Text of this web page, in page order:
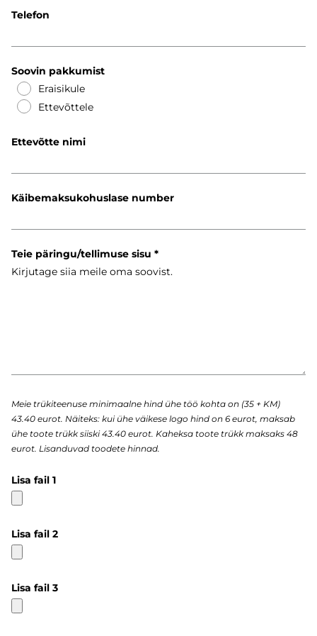
Telefon
Soovin pakkumist
Eraisikule
Ettevõttele
Ettevõtte nimi
Käibemaksukohuslase number
Teie päringu/tellimuse sisu
Meie trükiteenuse minimaalne hind ühe töö kohta on (35 + KM)
43.40 eurot. Näiteks: kui ühe väikese logo hind on 6 eurot, maksab
ühe toote trükk siiski 43.40 eurot. Kaheksa toote trükk maksaks 48
eurot. Lisanduvad toodete hinnad.
Lisa fail 1
Lisa fail 2
Lisa fail 3